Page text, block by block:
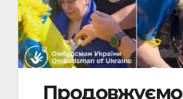
Продовжуємо